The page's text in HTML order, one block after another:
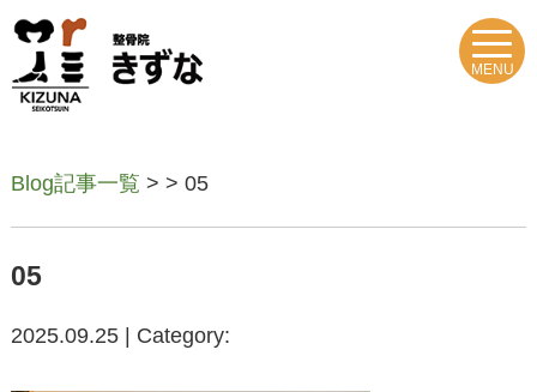
MENU
Blog記事一覧 > > 05
05
2025.09.25 | Category: